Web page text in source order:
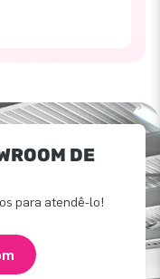
DE
para atendê-lo!